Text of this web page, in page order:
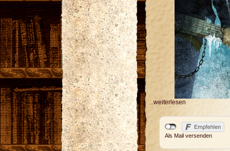
weiterlesen
Als Mail versenden